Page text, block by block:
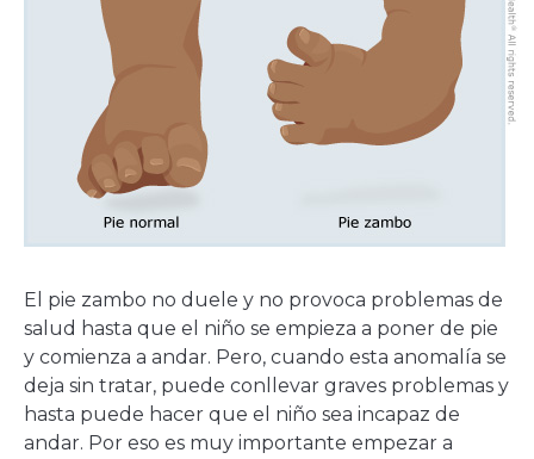
El pie zambo no duele y no provoca problemas de
salud hasta que el niño se empieza a poner de pie
y comienza a andar. Pero, cuando esta anomalía se
deja sin tratar, puede conllevar graves problemas y
hasta puede hacer que el niño sea incapaz de
andar. Por eso es muy importante empezar a